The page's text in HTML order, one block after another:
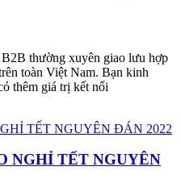
thường xuyên giao lưu hợp
toàn Việt Nam. Bạn kinh
thêm giá trị kết nối
NGHỈ TẾT NGUYÊN